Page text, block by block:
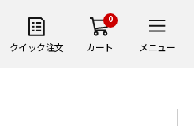
クイック注文
0
カート メニュー